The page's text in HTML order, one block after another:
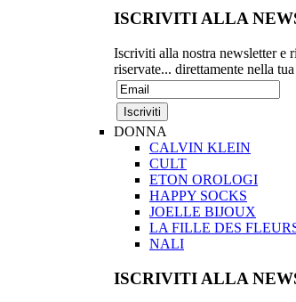
ISCRIVITI ALLA
Iscriviti alla nostra newsletter e
riservate... direttamente nella
DONNA
CALVIN KLEIN
CULT
ETON OROLOGI
HAPPY SOCKS
JOELLE BIJOUX
LA FILLE DES
NALI
ISCRIVITI ALLA